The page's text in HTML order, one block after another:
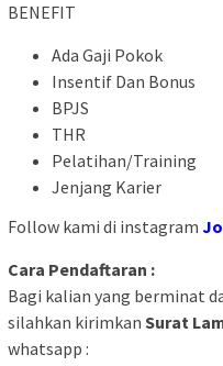
BENEFIT
Ada Gaji Pokok
Insentif Dan Bonus
BPJS
THR
Pelatihan/Training
Jenjang Karier
Follow kami di instagram
Cara Pendaftaran :
Bagi kalian yang berminat
silahkan kirimkan Surat
whatsapp :